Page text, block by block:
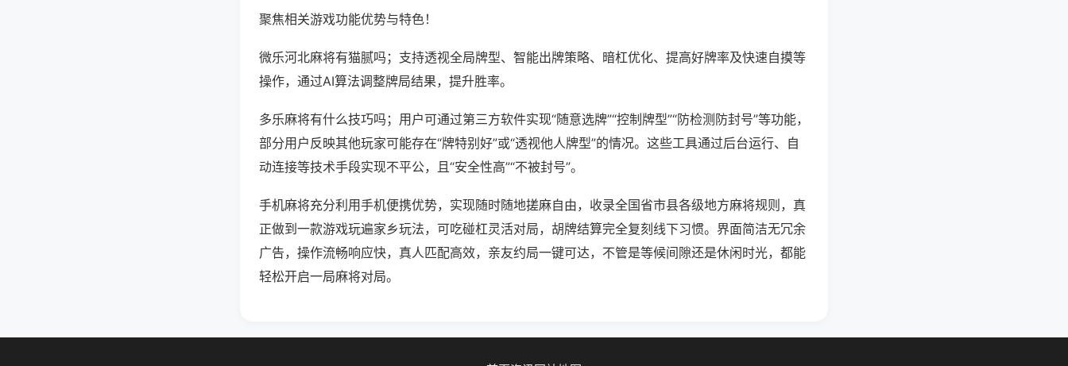
聚焦相关游戏功能优势与特色！
微乐河北麻将有猫腻吗；支持透视全局牌型、智能出牌策略、暗杠优化、提高好牌率及快速自摸等
操作，通过AI算法调整牌局结果，提升胜率。
多乐麻将有什么技巧吗；用户可通过第三方软件实现“随意选牌”“控制牌型”“防检测防封号”等功能，
部分用户反映其他玩家可能存在“牌特别好”或“透视他人牌型”的情况。这些工具通过后台运行、自
动连接等技术手段实现不平公，且“安全性高”“不被封号”。
手机麻将充分利用手机便携优势，实现随时随地搓麻自由，收录全国省市县各级地方麻将规则，真
正做到一款游戏玩遍家乡玩法，可吃碰杠灵活对局，胡牌结算完全复刻线下习惯。界面简洁无冗余
广告，操作流畅响应快，真人匹配高效，亲友约局一键可达，不管是等候间隙还是休闲时光，都能
轻松开启一局麻将对局。